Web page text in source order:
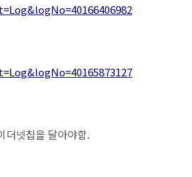
더넷칩을 달아야함.